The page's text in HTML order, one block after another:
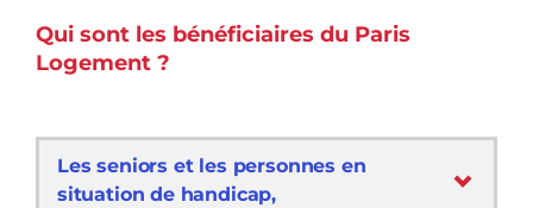
Qui sont les bénéficiaires du Paris
Logement ?
Les seniors et les personnes en
situation de handicap,